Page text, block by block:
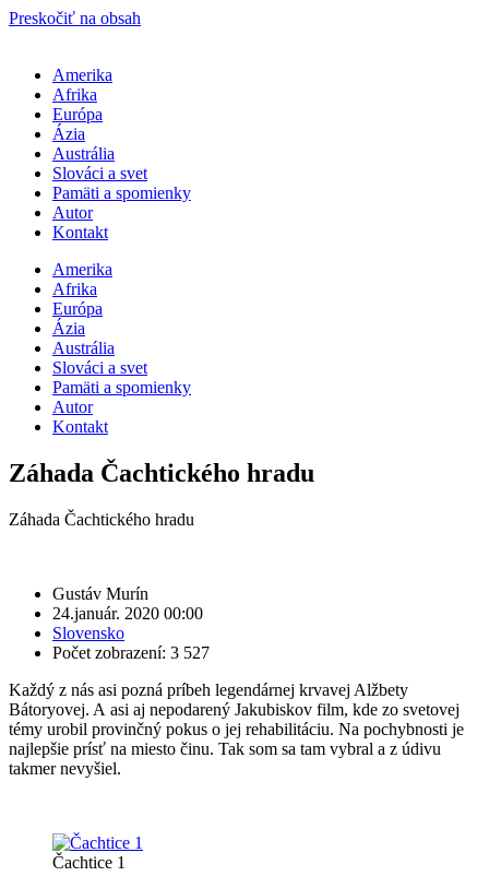
Preskočiť na obsah
Amerika
Afrika
Európa
Ázia
Austrália
Slováci a svet
Pamäti a spomienky
Autor
Kontakt
Amerika
Afrika
Európa
Ázia
Austrália
Slováci a svet
Pamäti a spomienky
Autor
Kontakt
Záhada Čachtického hradu
Záhada Čachtického hradu
Gustáv Murín
24.január. 2020 00:00
Slovensko
Počet zobrazení: 3 527
Každý z nás asi pozná príbeh legendárnej krvavej Alžbety
Bátoryovej. A asi aj nepodarený Jakubiskov film, kde zo svetovej
témy urobil provinčný pokus o jej rehabilitáciu. Na pochybnosti je
najlepšie prísť na miesto činu. Tak som sa tam vybral a z údivu
takmer nevyšiel.
Čachtice 1